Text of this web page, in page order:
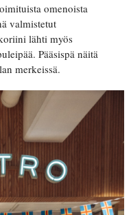
omenoista
valmistetut
lähti myös
Pääsispä näitä
merkeissä.